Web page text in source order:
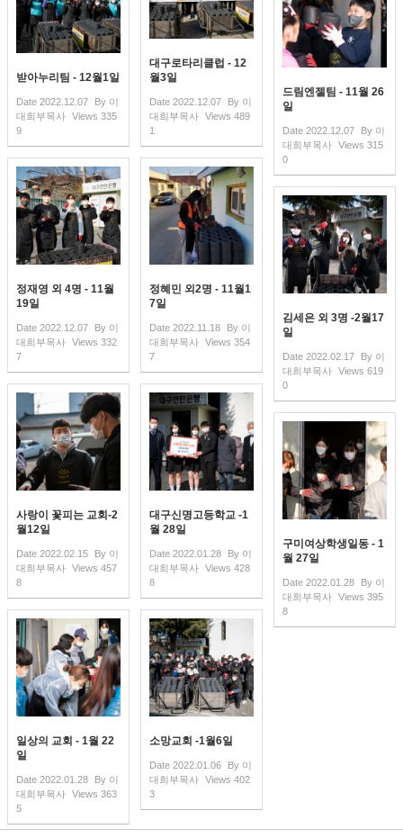
대구로타리클럽 - 12
월3일
Date 2022.12.07 By 이
대희부목사 Views 489
1
받아누리팀 - 12월1일
Date 2022.12.07 By 이
대희부목사 Views 335
9
드림엔젤팀 - 11월 26
일
Date 2022.12.07 By 이
대희부목사 Views 315
0
정재영 외 4명 - 11월
19일
Date 2022.12.07 By 이
대희부목사 Views 332
7
정혜민 외2명 - 11월1
7일
Date 2022.11.18 By 이
대희부목사 Views 354
7
김세은 외 3명 -2월17
일
Date 2022.02.17 By 이
대희부목사 Views 619
0
사랑이 꽃피는 교회-2
월12일
Date 2022.02.15 By 이
대희부목사 Views 457
8
대구신명고등학교 -1
월 28일
Date 2022.01.28 By 이
대희부목사 Views 428
8
구미여상학생일동 - 1
월 27일
Date 2022.01.28 By 이
대희부목사 Views 395
8
일상의 교회 - 1월 22
일
Date 2022.01.28 By 이
대희부목사 Views 363
5
소망교회 -1월6일
Date 2022.01.06 By 이
대희부목사 Views 402
3